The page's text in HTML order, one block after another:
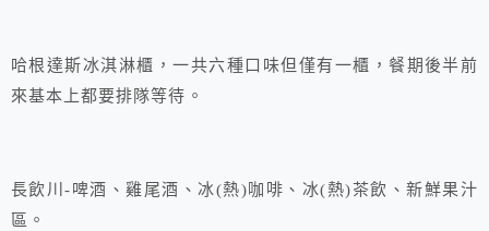
哈根達斯冰淇淋櫃，一共六種口味但僅有一櫃，餐期後半前
來基本上都要排隊等待。
長飲川-啤酒、雞尾酒、冰(熱)咖啡、冰(熱)茶飲、新鮮果汁
區。